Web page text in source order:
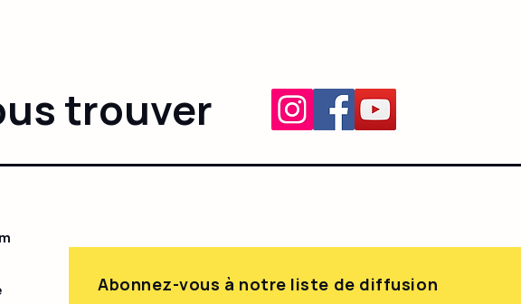
trouver
Abonnez-vous à notre liste de diffusion